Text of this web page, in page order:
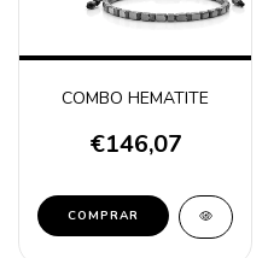
COMBO HEMATITE
€146,07